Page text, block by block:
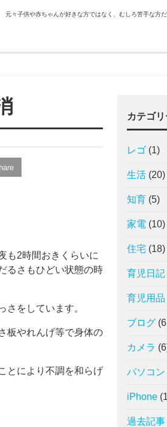
元々子供や赤ちゃんが好きな方ではなく、むしろ苦手な方
も2時間おきくらいに
るさもひどい状態の時
をしています。
板やれんげ等で身体の
とにより不調を和らげ
カテゴ
レゴ (1)
生活 (20)
知育 (5)
家電 (10)
住宅 (18)
育児日記
育児用品
ブログ
カメラ
パソコン
iPhone
過去記事